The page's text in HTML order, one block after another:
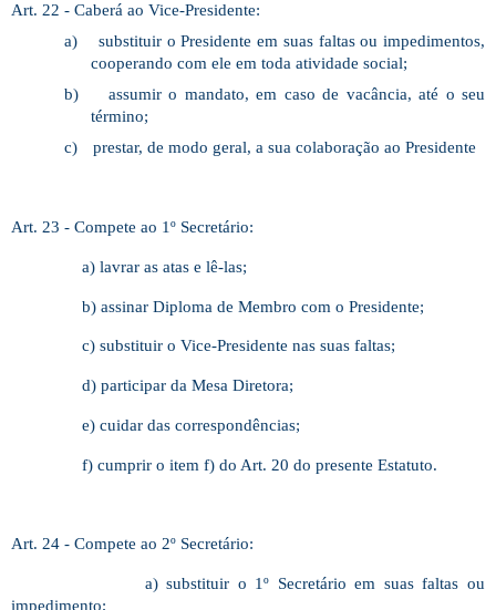
Art. 22 - Caberá ao Vice-Presidente:
a)
substituir o Presidente em suas faltas ou impedimentos,
cooperando com ele em toda atividade social;
b)
assumir o mandato, em caso de vacância, até o seu
término;
c)
prestar, de modo geral, a sua colaboração ao Presidente
Art. 23 - Compete ao 1º Secretário:
a) lavrar as atas e lê-las;
b) assinar Diploma de Membro com o Presidente;
c) substituir o Vice-Presidente nas suas faltas;
d) participar da Mesa Diretora;
e) cuidar das correspondências;
f) cumprir o item f) do Art. 20 do presente Estatuto.
Art. 24 - Compete ao 2º Secretário:
a) substituir o 1º Secretário em suas faltas ou
impedimento;